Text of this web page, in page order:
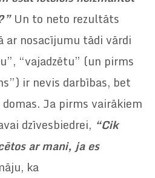
Un to neto rezultāts
ar nosacījumu tādi vārdi
“vajadzētu” (un pirms
ir nevis darbības, bet
Ja pirms vairākiem
dzīvesbiedrei, “Cik
ar mani, ja es
ka